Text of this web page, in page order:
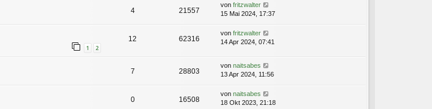
4 21557
von fritzwalter
15 Mai 2024, 17:37
1 2
12 62316
von fritzwalter
14 Apr 2024, 07:41
7 28803
von naitsabes
13 Apr 2024, 11:56
0 16508
von naitsabes
18 Okt 2023, 21:18